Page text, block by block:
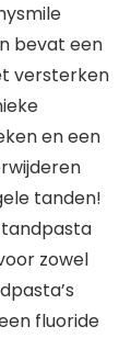
bevat een
versterken
en een
tanden!
zowel
fluoride